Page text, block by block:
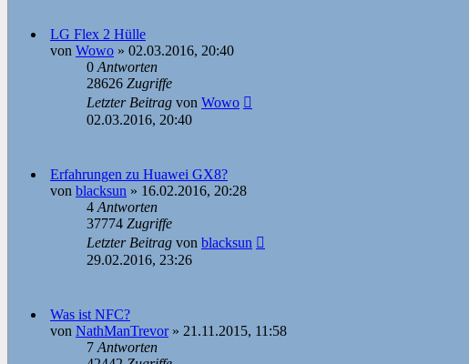
LG Flex 2 Hülle
von Wowo » 02.03.2016, 20:40
0 Antworten
28626 Zugriffe
Letzter Beitrag von Wowo
02.03.2016, 20:40
Erfahrungen zu Huawei GX8?
von blacksun » 16.02.2016, 20:28
4 Antworten
37774 Zugriffe
Letzter Beitrag von blacksun
29.02.2016, 23:26
Was ist NFC?
von NathManTrevor» 21.11.2015, 11:58
7 Antworten